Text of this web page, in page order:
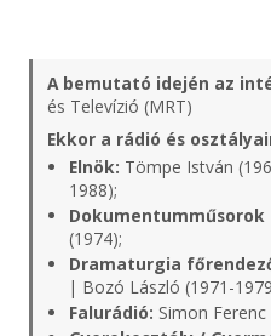
A bemutató idején az
és Televízió (MRT)
Ekkor a rádió és
Elnök: Tömpe István
1988);
Dokumentumműsorok
(1974);
Dramaturgia
| Bozó László (1971-
Falurádió: Simon